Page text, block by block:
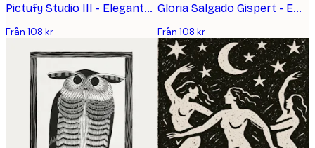
Pictufy Studio III - Eleganta Klackar Och Strumpor Poster
Från 108 kr
Gloria Salgado Gispert - Empire State City Gaze Poster
Från 108 kr